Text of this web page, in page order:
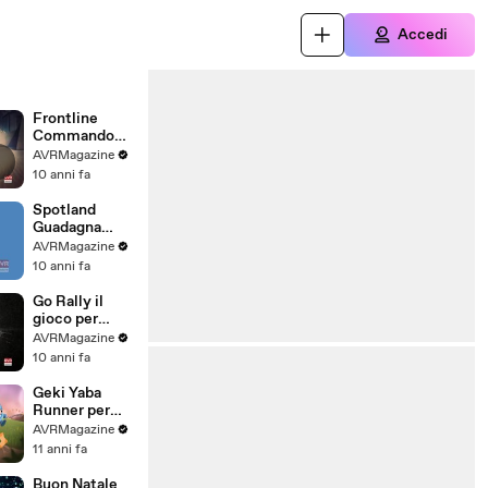
Accedi
Frontline
Commando
Rivals il gioco
per iOS e
AVRMagazine
.com
AVRMagazine
10 anni fa
Spotland
Guadagna
Guardando
pubblicità su
-
AVRMagazine
.com
AVRMagazine
10 anni fa
Go Rally il
gioco per
Apple TV -
AVRMagazine
AVRMagazine
10 anni fa
Geki Yaba
Runner per
iPhone iPad e
Android-
.com
AVRMagazine
11 anni fa